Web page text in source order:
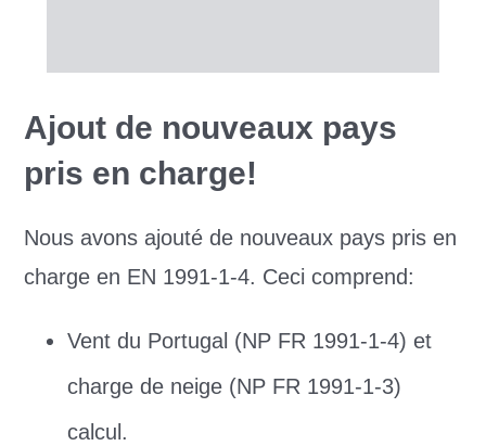
Ajout de nouveaux pays
pris en charge!
Nous avons ajouté de nouveaux pays pris en
charge en EN 1991-1-4. Ceci comprend:
Vent du Portugal (NP FR 1991-1-4) et
charge de neige (NP FR 1991-1-3)
calcul.